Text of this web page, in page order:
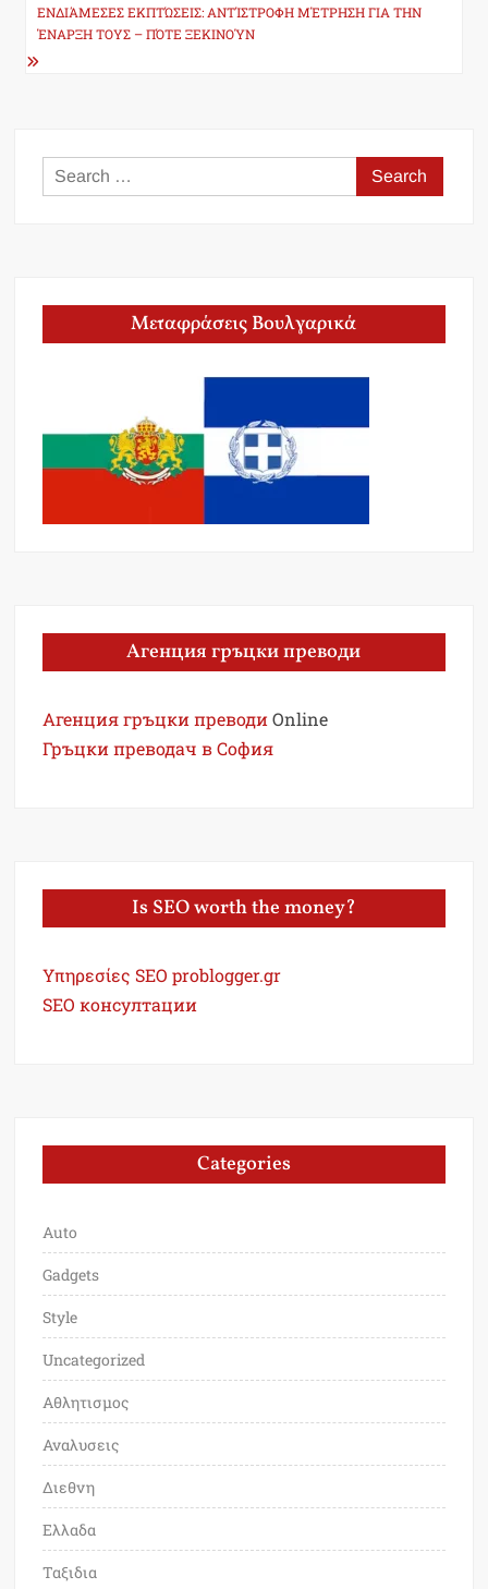
ΕΝΔΙΆΜΕΣΕΣ ΕΚΠΤΏΣΕΙΣ: ΑΝΤΊΣΤΡΟΦΗ ΜΈΤΡΗΣΗ ΓΙΑ ΤΗΝ
ΈΝΑΡΞΗ ΤΟΥΣ – ΠΌΤΕ ΞΕΚΙΝΟΎΝ
Search
for:
Μεταφράσεις Βουλγαρικά
Агенция гръцки преводи
Агенция гръцки преводи Online
Гръцки преводач в София
Is SEO worth the money?
Υπηρεσίες SEO problogger.gr
SEO консултации
Categories
Auto
Gadgets
Style
Uncategorized
Αθλητισμος
Αναλυσεις
Διεθνη
Ελλαδα
Ταξιδια